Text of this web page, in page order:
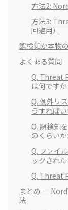
方法2:
方法3:
回避用）
誤検知か本物
よくある質問
Q. Threat
は何ですか
Q. 例外リ
うすれば
Q. 誤検知
のくらい
Q. ファイ
ックされ
Q. Threat
まとめ —
法